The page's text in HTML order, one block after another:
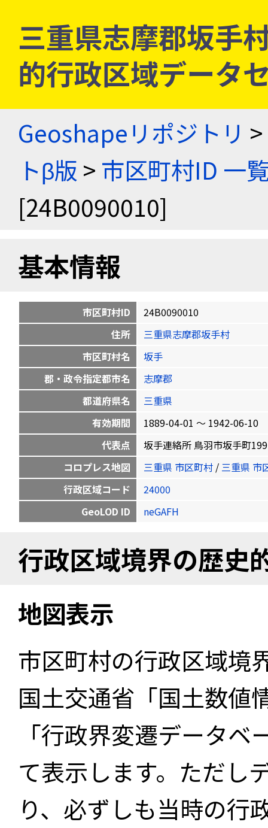
三重県志摩郡坂手
的行政区域データ
Geoshapeリポジトリ >
トβ版 > 市区町村ID 一
[24B0090010]
基本情報
市区町村ID
24B0090010
住所
三重県志摩郡坂手村
市区町村名
坂手
郡・政令指定都市名
志摩郡
都道府県名
三重県
有効期間
1889-04-01 〜 1942-06-10
代表点
坂手連絡所 鳥羽市坂手町
コロプレス地図
三重県 市区町村 / 三重県 市
行政区域コード
24000
GeoLOD ID
neGAFH
行政区域境界の歴史
地図表示
市区町村の行政区域境
国土交通省「国土数値
「行政界変遷データ
て表示します。ただし
り、必ずしも当時の行